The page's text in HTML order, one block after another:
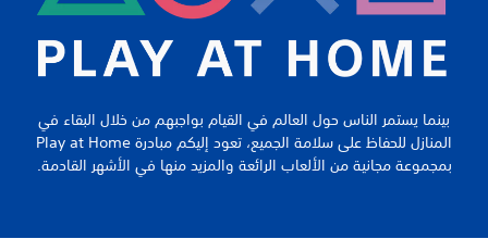
بينما يستمر الناس حول العالم في القيام بواجبهم من خلال البقاء في
المنازل للحفاظ على سلامة الجميع، تعود إليكم مبادرة Play at Home
بمجموعة مجانية من الألعاب الرائعة والمزيد منها في الأشهر القادمة.